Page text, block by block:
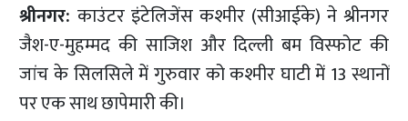
श्रीनगर:काउंटर इंटेलिजेंस कश्मीर (सीआईके) ने श्रीनगर
जैश-ए-मुहम्मद की साजिश और दिल्ली बम विस्फोट की
जांच के सिलसिले में गुरुवार को कश्मीर घाटी में 13 स्थानों
पर एक साथ छापेमारी की।